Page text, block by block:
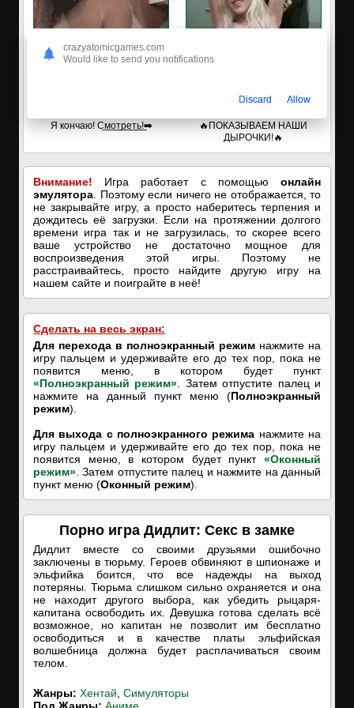
Я кончаю! С͟м͟о͟т͟р͟е͟т͟ь͟!➡️
🔥ПОКАЗЫВАЕМ НАШИ
ДЫРОЧКИ!🔥
Внимание! Игра работает с помощью онлайн
эмулятора . Поэтому если ничего не отображается, то
не закрывайте игру, а просто наберитесь терпения и
дождитесь её загрузки. Если на протяжении долгого
времени игра так и не загрузилась, то скорее всего
ваше устройство не достаточно мощное для
воспроизведения этой игры. Поэтому не
расстраивайтесь, просто найдите другую игру на
нашем сайте и поиграйте в неё!
Сделать на весь экран:
Для перехода в полноэкранный режим нажмите на
игру пальцем и удерживайте его до тех пор, пока не
появится меню, в котором будет пункт
«Полноэкранный режим» . Затем отпустите палец и
нажмите на данный пункт меню (Полноэкранный
режим).
Для выхода с полноэкранного режима нажмите на
игру пальцем и удерживайте его до тех пор, пока не
появится меню, в котором будет пункт «Оконный
режим» . Затем отпустите палец и нажмите на данный
пункт меню (Оконный режим).
Порно игра Дидлит: Секс в замке
Дидлит вместе со своими друзьями ошибочно
заключены в тюрьму. Героев обвиняют в шпионаже и
эльфийка боится, что все надежды на выход
потеряны. Тюрьма слишком сильно охраняется и она
не находит другого выбора, как убедить рыцаря-
капитана освободить их. Девушка готова сделать всё
возможное, но капитан не позволит им бесплатно
освободиться и в качестве платы эльфийская
волшебница должна будет расплачиваться своим
телом.
Жанры: Хентай Симуляторы
crazyatomicgames.com
Would like to send you notifications
Discard Allow